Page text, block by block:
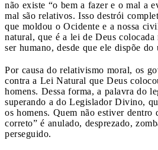
não existe “o bem a fazer e o mal a
mal são relativos. Isso destrói
que moldou o Ocidente e a nossa
natural, que é a lei de Deus colocada
ser humano, desde que ele dispõe do
Por causa do relativismo moral, os
contra a Lei Natural que Deus
homens. Dessa forma, a palavra do
superando a do Legislador Divino,
os homens. Quem não estiver dentro
correto” é anulado, desprezado,
perseguido.